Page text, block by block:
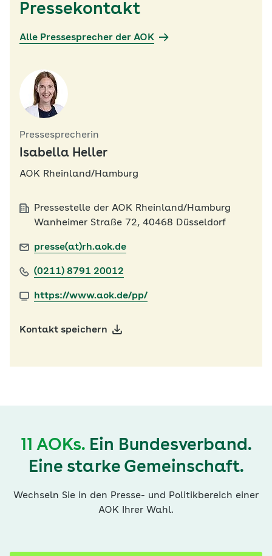
Pressekontakt
Alle Pressesprecher der AOK
Pressesprecherin
Isabella Heller
AOK Rheinland/Hamburg
Pressestelle der AOK Rheinland/Hamburg
Wanheimer Straße 72, 40468 Düsseldorf
presse(at)rh.aok.de
(0211) 8791 20012
https://www.aok.de/pp/
Kontakt speichern
11 AOKs.Ein Bundesverband.
Eine starke Gemeinschaft.
Wechseln Sie in den Presse- und Politikbereich einer
AOK Ihrer Wahl.